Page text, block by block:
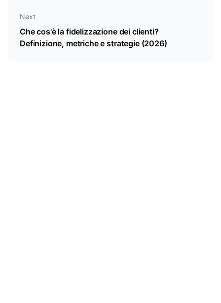
Next
Che cos'è la fidelizzazione dei clienti?
Definizione, metriche e strategie (2026)